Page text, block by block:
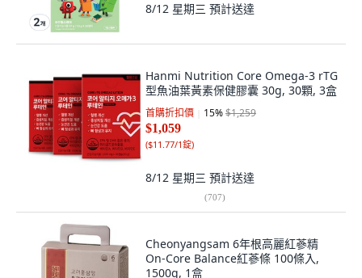
8/12 星期三 預計送達
Hanmi Nutrition Core Omega-3 rTG
型魚油葉黃素保健膠囊 30g, 30顆, 3盒
首購折扣價 15%$1,259
$1,059
($11.77/1錠)
8/12 星期三 預計送達
(707)
Cheonyangsam 6年根高麗紅蔘精
On-Core Balance紅蔘條 100條入,
1500g, 1盒